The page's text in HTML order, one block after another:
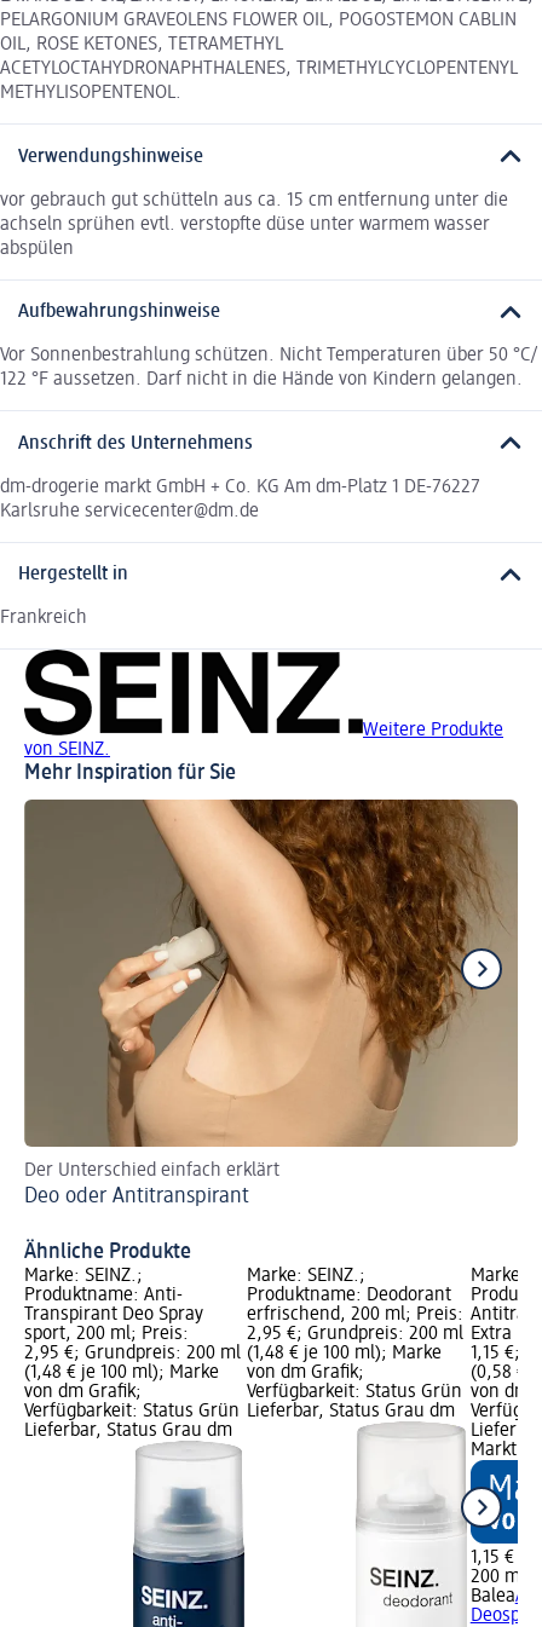
PELARGONIUM GRAVEOLENS FLOWER OIL, POGOSTEMON CABLIN
OIL, ROSE KETONES, TETRAMETHYL
ACETYLOCTAHYDRONAPHTHALENES, TRIMETHYLCYCLOPENTENYL
METHYLISOPENTENOL.
Verwendungshinweise
vor gebrauch gut schütteln aus ca. 15 cm entfernung unter die
achseln sprühen evtl. verstopfte düse unter warmem wasser
abspülen
Aufbewahrungshinweise
Vor Sonnenbestrahlung schützen. Nicht Temperaturen über 50 °C/
122 °F aussetzen. Darf nicht in die Hände von Kindern gelangen.
Anschrift des Unternehmens
dm-drogerie markt GmbH + Co. KG Am dm-Platz 1 DE-76227
Karlsruhe servicecenter@dm.de
Hergestellt in
Frankreich
Weitere Produkte
von SEINZ.
Mehr Inspiration für Sie
Der Unterschied einfach erklärt
Deo oder Antitranspirant
Ähnliche Produkte
Marke: SEINZ.;
Produktname: Anti-
Transpirant Deo Spray
sport, 200 ml; Preis:
2,95 €; Grundpreis: 200 ml
(1,48 € je 100 ml); Marke
von dm Grafik;
Verfügbarkeit: Status Grün
Lieferbar, Status Grau dm
Marke: SEINZ.;
Produktname: Deodorant
erfrischend, 200 ml; Preis:
2,95 €; Grundpreis: 200 ml
(1,48 € je 100 ml); Marke
von dm Grafik;
Verfügbarkeit: Status Grün
Lieferbar, Status Grau dm
Marke:
Extra
1,15 €;
(0,58 €
von dm
Markt
1,15 €
200 ml
Balea